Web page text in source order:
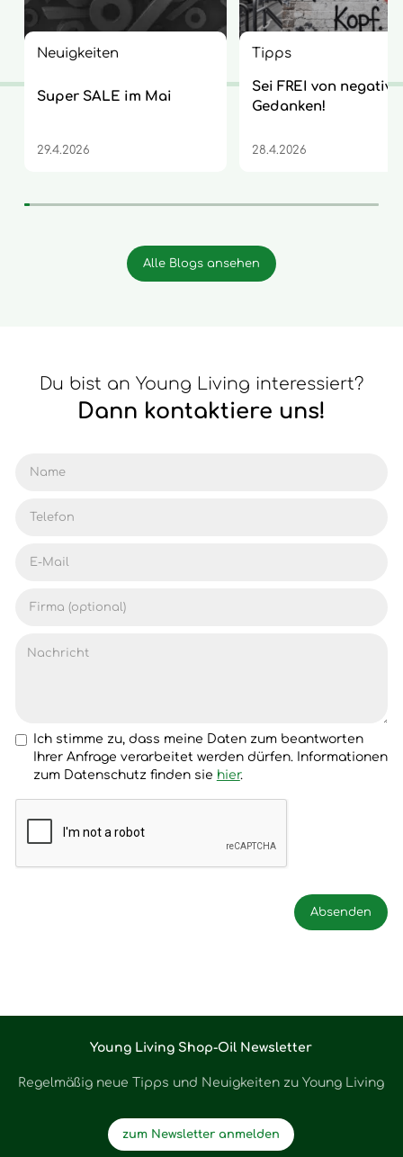
Neuigkeiten
Super SALE im Mai
29.4.2026
Tipps
Sei FREI von
Gedanken!
28.4.2026
Alle Blogs ansehen
Du bist an Young Living interessiert?
Dann kontaktiere uns!
Ich stimme zu, dass meine Daten zum beantworten
Ihrer Anfrage verarbeitet werden dürfen. Informationen
zum Datenschutz finden sie hier.
Young Living Shop-Oil Newsletter
Regelmäßig neue Tipps und Neuigkeiten zu Young Living
zum Newsletter anmelden